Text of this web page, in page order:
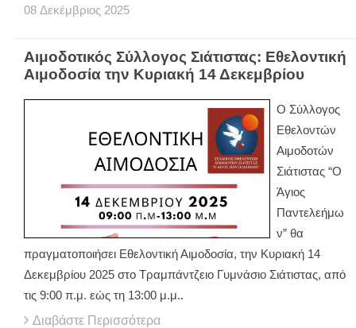
08 Δεκέμβριος 2025
Αιμοδοτικός Σύλλογος Σιάτιστας: Εθελοντική
Αιμοδοσία την Κυριακή 14 Δεκεμβρίου
Ο Σύλλογος
Εθελοντών
Αιμοδοτών
Σιάτιστας “Ο
Άγιος
Παντελεήμω
ν” θα
πραγματοποιήσει Εθελοντική Αιμοδοσία, την Κυριακή 14
Δεκεμβρίου 2025 στο Τραμπάντζειο Γυμνάσιο Σιάτιστας, από
τις 9:00 π.μ. εώς τη 13:00 μ.μ..
Διαβάστε Περισσότερα